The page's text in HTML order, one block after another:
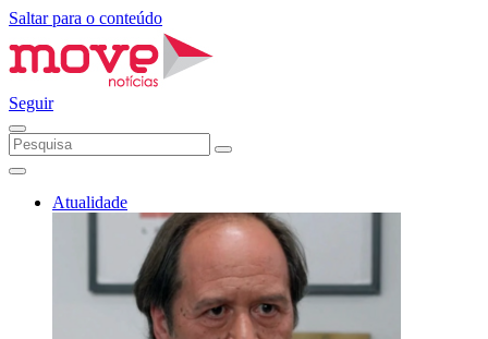
Saltar para o conteúdo
Seguir
Atualidade